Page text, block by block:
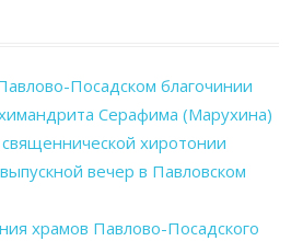
Посадском благочинии
Серафима (Марухина)
хиротонии
вечер в Павловском
храмов Павлово-Посадского